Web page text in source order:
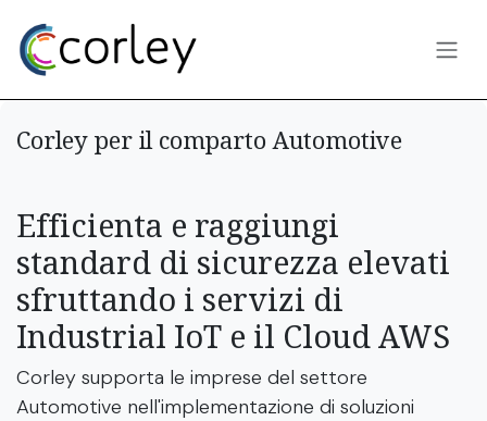
Corley per il comparto Automotive
Efficienta e raggiungi
standard di sicurezza elevati
sfruttando i servizi di
Industrial IoT e il Cloud AWS
Corley supporta le imprese del settore
Automotive nell'implementazione di soluzioni